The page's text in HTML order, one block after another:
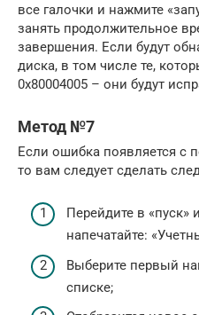
все галочки и нажмите
занять продолжительное
завершения. Если будут
диска, в том числе те,
0x80004005 – они будут
Метод №7
Если ошибка появляется с
то вам следует сделать
Перейдите в «пуск»
напечатайте:
Выберите первый
списке;